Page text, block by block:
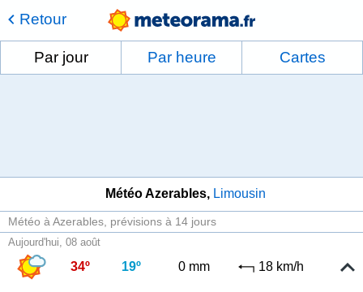
Retour
Par jour Par heure Cartes
Météo Azerables Limousin
Météo à Azerables prévisions à 14 jours
Aujourd'hui, 08 août
34º 19º 0 mm 18 km/h